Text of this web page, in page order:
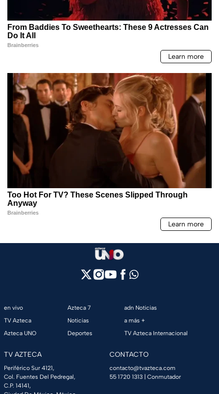
en vivo
TV Azteca
Azteca UNO
Azteca 7
Noticias
Deportes
adn Noticias
a más +
TV Azteca Internacional
TV AZTECA
Periférico Sur 4121,
Col. Fuentes Del Pedregal,
C.P. 14141,
CONTACTO
contacto@tvazteca.com
55 1720 1313 | Conmutador